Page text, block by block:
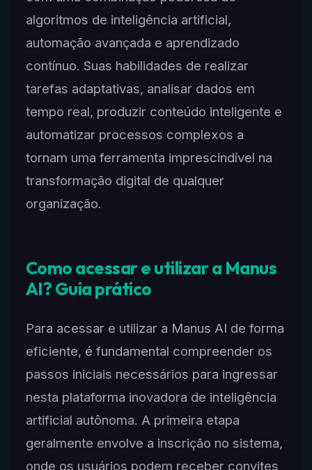
algoritmos de inteligência artificial,
automação avançada e aprendizado
contínuo. Suas habilidades de realizar
tarefas adaptativas, analisar dados em
tempo real, produzir conteúdo inteligente e
automatizar processos complexos a
tornam uma ferramenta imprescindível na
transformação digital de qualquer
organização.
Como acessar e utilizar a Manus
AI? Guia prático
Para acessar e utilizar a Manus AI de forma
eficiente, é fundamental compreender os
passos iniciais necessários para ingressar
nesta plataforma inovadora de inteligência
artificial autônoma. A primeira etapa
geralmente envolve a inscrição no sistema,
onde os usuários podem receber convites